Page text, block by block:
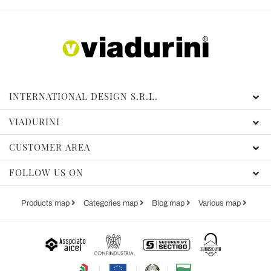
con altre informazioni che ha fornito loro o che hanno
INTERNATIONAL DESIGN S.R.L.
VIADURINI
CUSTOMER AREA
FOLLOW US ON
Products map Categories map Blog map Various map